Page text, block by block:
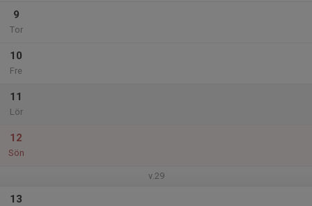
9
Tor
10
Fre
11
Lör
12
Sön
v.29
13